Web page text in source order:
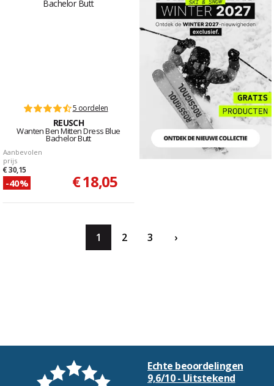
5 oordelen
REUSCH
Wanten Ben Mitten Dress Blue
Bachelor Butt
Aanbevolen
prijs
€ 30,15
-40% € 18,05
1 2 3 ›
Echte beoordelingen
9,6/10 - Uitstekend